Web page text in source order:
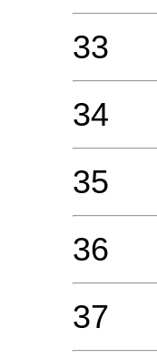
33
34
35
36
37